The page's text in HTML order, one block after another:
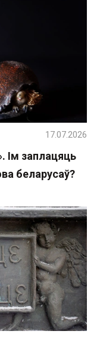
Ім заплацяць
беларусаў?
17.07.2026